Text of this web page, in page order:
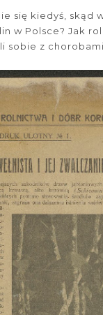
się kiedyś, skąd
w Polsce? Jak
sobie z